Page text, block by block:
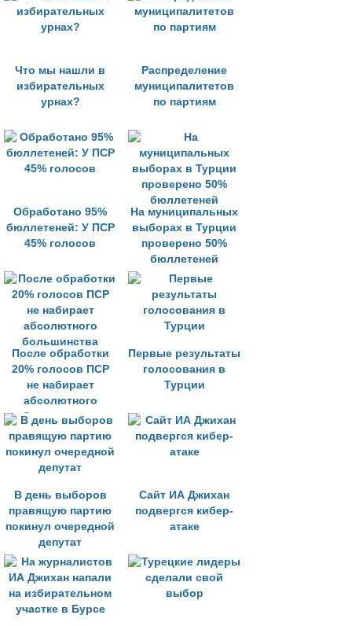
Что мы нашли в
избирательных
урнах?
Распределение
муниципалитетов
по партиям
Обработано 95%
бюллетеней: У ПСР
45% голосов
На муниципальных
выборах в Турции
проверено 50%
бюллетеней
После обработки
20% голосов ПСР
не набирает
абсолютного
большинства
Первые результаты
голосования в
Турции
В день выборов
правящую партию
покинул очередной
депутат
Сайт ИА Джихан
подвергся кибер-
атаке